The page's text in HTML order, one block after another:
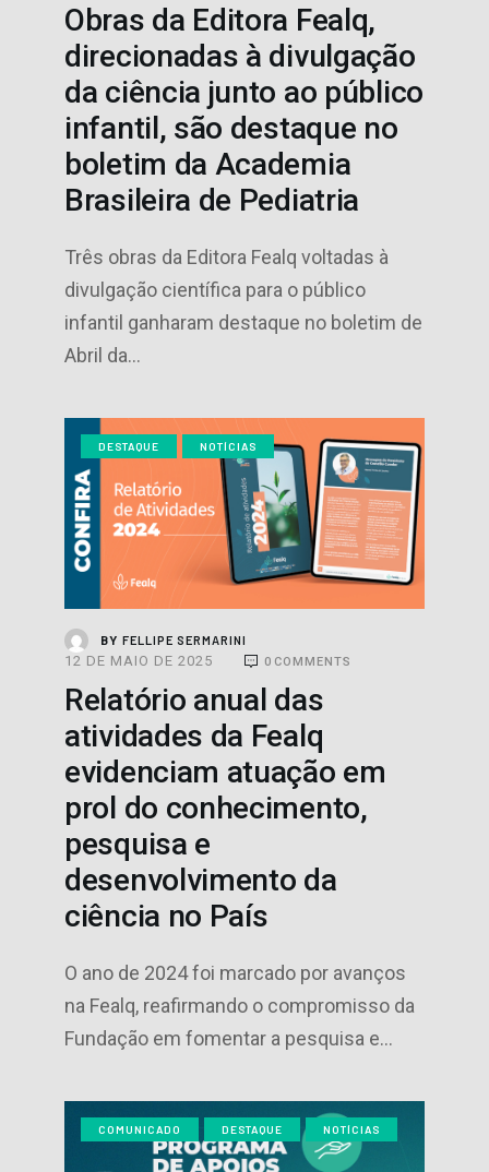
Obras da Editora Fealq,
direcionadas à divulgação
da ciência junto ao público
infantil, são destaque no
boletim da Academia
Brasileira de Pediatria
Três obras da Editora Fealq voltadas à
divulgação científica para o público
infantil ganharam destaque no boletim de
Abril da…
DESTAQUE NOTÍCIAS
BY FELLIPE SERMARINI
12 DE MAIO DE 2025 0 COMMENTS
Relatório anual das
atividades da Fealq
evidenciam atuação em
prol do conhecimento,
pesquisa e
desenvolvimento da
ciência no País
O ano de 2024 foi marcado por avanços
na Fealq, reafirmando o compromisso da
Fundação em fomentar a pesquisa e…
COMUNICADO DESTAQUE NOTÍCIAS